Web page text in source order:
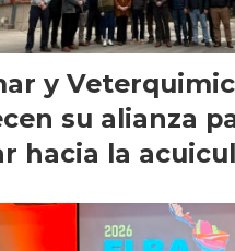
y
su alianza
hacia la